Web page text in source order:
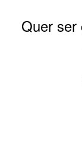
Quer ser